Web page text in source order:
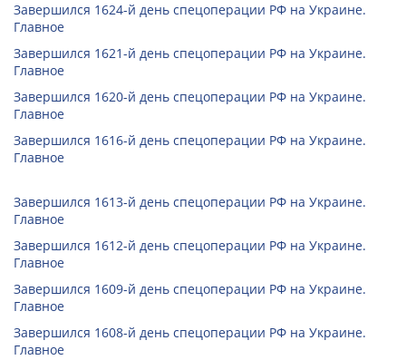
Завершился 1624-й день спецоперации РФ на Украине.
Главное
Завершился 1621-й день спецоперации РФ на Украине.
Главное
Завершился 1620-й день спецоперации РФ на Украине.
Главное
Завершился 1616-й день спецоперации РФ на Украине.
Главное
Завершился 1613-й день спецоперации РФ на Украине.
Главное
Завершился 1612-й день спецоперации РФ на Украине.
Главное
Завершился 1609-й день спецоперации РФ на Украине.
Главное
Завершился 1608-й день спецоперации РФ на Украине.
Главное